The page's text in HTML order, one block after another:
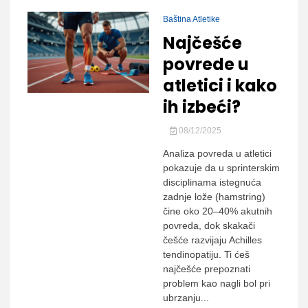
Baština Atletike
Najčešće
povrede u
atletici i kako
ih izbeći?
08/12/2025
Analiza povreda u atletici
pokazuje da u sprinterskim
disciplinama istegnuća
zadnje lože (hamstring)
čine oko 20–40% akutnih
povreda, dok skakači
češće razvijaju Achilles
tendinopatiju. Ti ćeš
najčešće prepoznati
problem kao nagli bol pri
ubrzanju...